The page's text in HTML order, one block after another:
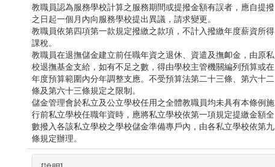
教職員認為服務學校計算之服務期間或提撥金額有誤者，應自提撥
之日起一個月內向服務學校提出異議，請求變更。
教職員依第四項第一款規定撥繳之款項，不計入撥繳年度薪資所得
課稅。
教職員在退撫儲金建立前任職年資之退休、資遣及撫卹金，由原私
校退撫基金支給，如有不足之數，得由學校主管機關編列預算或在
年度預算範圍內分年調整支應。不受預算法第二十三條、第六十二
條及第六十三條規定之限制。
儲金管理會於私立及公立學校任用之全體教職員均未具有本條例施
行前私立學校任職年資時，應將私立學校依第一項規定提繳金額全
數撥入各該私立學校之學校儲金準備專戶內，由各私立學校依第九
條規定辦理。